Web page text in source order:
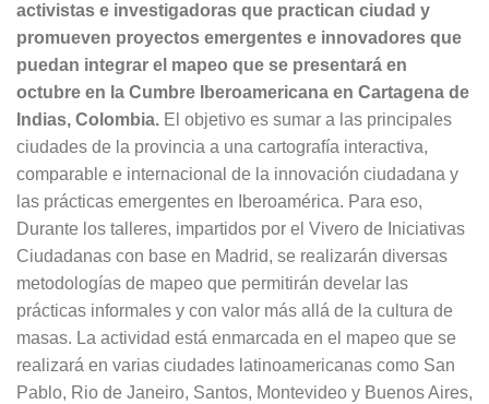
activistas e investigadoras que practican ciudad y
promueven proyectos emergentes e innovadores que
puedan integrar el mapeo que se presentará en
octubre en la Cumbre Iberoamericana en Cartagena de
Indias, Colombia. El objetivo es sumar a las principales
ciudades de la provincia a una cartografía interactiva,
comparable e internacional de la innovación ciudadana y
las prácticas emergentes en Iberoamérica. Para eso,
Durante los talleres, impartidos por el Vivero de Iniciativas
Ciudadanas con base en Madrid, se realizarán diversas
metodologías de mapeo que permitirán develar las
prácticas informales y con valor más allá de la cultura de
masas. La actividad está enmarcada en el mapeo que se
realizará en varias ciudades latinoamericanas como San
Pablo, Rio de Janeiro, Santos, Montevideo y Buenos Aires,